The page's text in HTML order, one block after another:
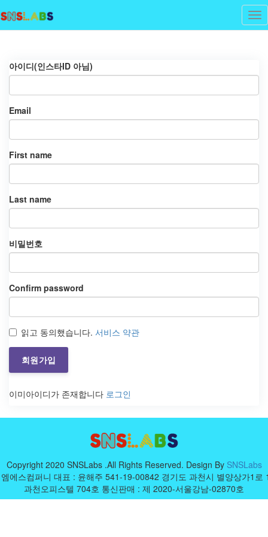
아이디(인스타ID 아님)
Email
First name
Last name
비밀번호
Confirm password
읽고 동의했습니다. 서비스 약관
회원가입
이미아이디가 존재합니다 로그인
Copyright 2020 SNSLabs .All Rights Reserved. Design By SNSLabs
에스컴퍼니 대표 : 윤해주 541-19-00842 경기도 과천시 별양상가1로
과천오피스텔 704호 통신판매 : 제 2020-서울강남-02870호